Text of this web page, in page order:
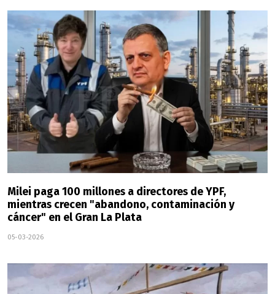
Milei paga 100 millones a directores de YPF,
mientras crecen "abandono, contaminación y
cáncer" en el Gran La Plata
05-03-2026